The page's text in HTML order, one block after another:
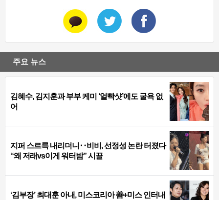
주요 뉴스
김혜수, 김지훈과 부부 케미 ‘얼빡샷’에도 굴욕 없
어
지퍼 스르륵 내리더니‥비비, 선정성 논란 터졌다
“왜 저래vs이게 워터밤” 시끌
‘김부장’ 최대훈 아내, 미스코리아 善+미스 인터내